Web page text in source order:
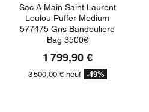
Sac A Main Saint Laurent
Loulou Puffer Medium
577475 Gris Bandouliere
Bag 3500€
1 799,90 €
3 500,00 €neuf -49%